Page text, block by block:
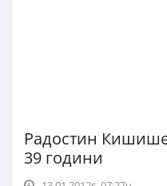
Радостин
39 години